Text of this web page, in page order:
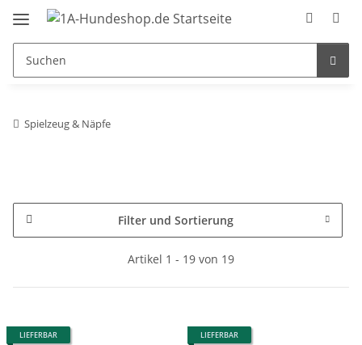
Spielzeug & Näpfe
Filter und Sortierung
Artikel 1 - 19 von 19
LIEFERBAR LIEFERBAR